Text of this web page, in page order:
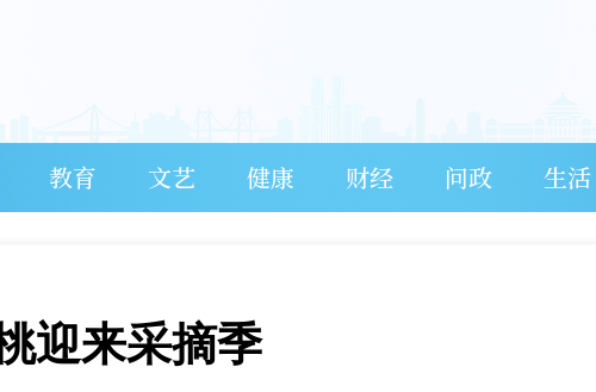
教育 文艺 健康 财经 问政 生活
迎来采摘季